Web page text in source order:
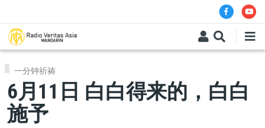
一分钟祈祷
6月11日 白白得来的，白白
施予